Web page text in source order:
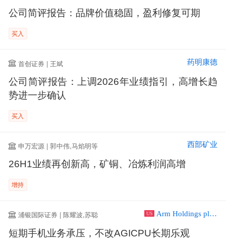
公司简评报告：品牌价值稳固，盈利修复可期
买入
首创证券 | 王斌 药明康德
公司简评报告：上调2026年业绩指引，高增长趋
势进一步确认
买入
申万宏源 | 郭中伟,马焰明等 西部矿业
26H1业绩再创新高，矿铜、冶炼利润高增
增持
浦银国际证券 | 陈耀波,苏聪 US Arm Holdings plc ADR
短期手机业务承压，不改AGICPU长期乐观